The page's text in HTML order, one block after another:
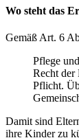
Wo steht das
Gemäß Art. 6
Pflege
Recht der
Pflicht.
Damit sind
ihre Kinder zu